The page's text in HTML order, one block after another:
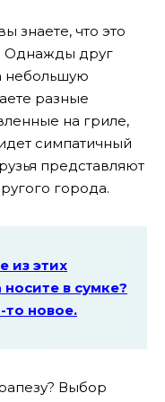
знаете, что это
Однажды друг
небольшую
разные
на гриле,
симпатичный
представляют
города.
из этих
в сумке?
то новое.
Выбор